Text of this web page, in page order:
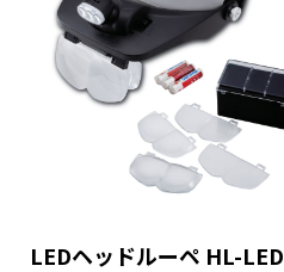
LEDヘッドルーペ HL-LED